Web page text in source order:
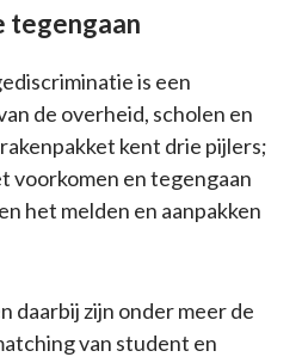
tegengaan
is een
de overheid, scholen en
kent drie pijlers;
voorkomen en tegengaan
het melden en aanpakken
daarbij zijn onder meer de
van student en